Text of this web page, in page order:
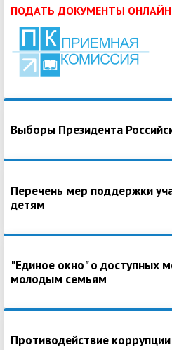
ПОДАТЬ ДОКУМЕНТЫ ОНЛАЙН
Выборы Президента
Перечень мер поддержки
детям
"Единое окно" о доступных
молодым семьям
Противодействие коррупции